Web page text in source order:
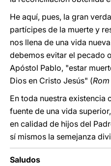
He aquí, pues, la gran
partícipes de la muerte y
nos llena de una vida
debemos evitar el pecado
Apóstol Pablo, "estar
Dios en Cristo Jesús" (Rom
En toda nuestra existencia
fuente de una vida
en calidad de hijos del
sí mismos la semejanza
Saludos